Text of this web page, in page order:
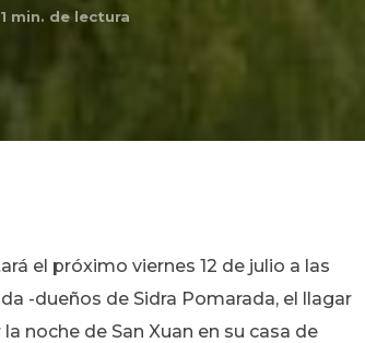
1 min. de lectura
el próximo viernes 12 de julio a las
-dueños de Sidra Pomarada, el llagar
noche de San Xuan en su casa de